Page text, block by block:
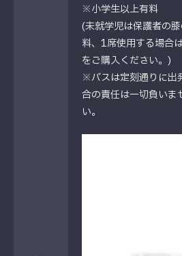
※小学生以上有料
(未就学児は保護者の
料、1席使用する場合
をご購入ください。)
※バスは定刻通りに出
合の責任は一切負いま
い。